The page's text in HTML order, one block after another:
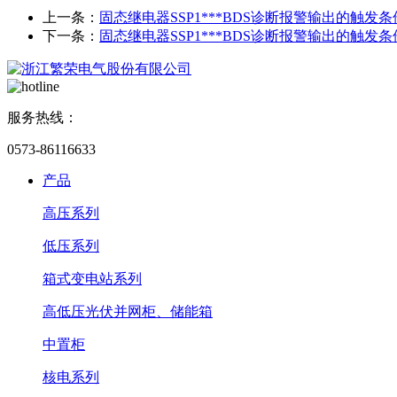
上一条： 固态继电器SSP1***BDS诊断报警输出的触发条
下一条： 固态继电器SSP1***BDS诊断报警输出的触发条
服务热线：
0573-86116633
产品
高压系列
低压系列
箱式变电站系列
高低压光伏并网柜、储能箱
中置柜
核电系列